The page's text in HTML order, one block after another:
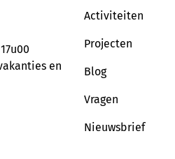
en
Activiteiten
Projecten
Blog
Vragen
Nieuwsbrief